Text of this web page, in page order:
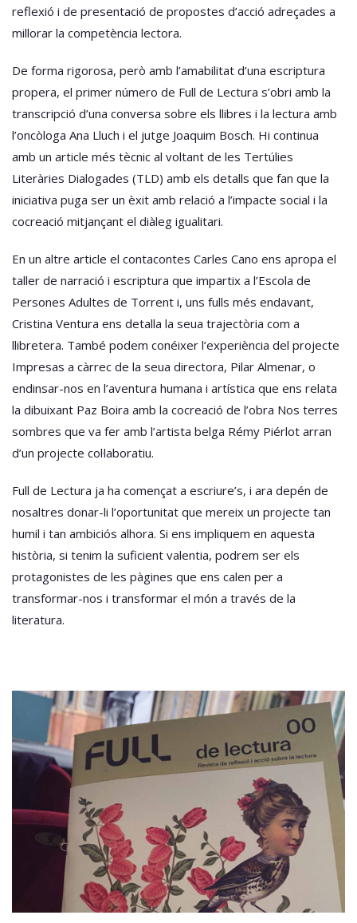
reflexió i de presentació de propostes d’acció adreçades a
millorar la competència lectora.
De forma rigorosa, però amb l’amabilitat d’una escriptura
propera, el primer número de Full de Lectura s’obri amb la
transcripció d’una conversa sobre els llibres i la lectura amb
l’oncòloga Ana Lluch i el jutge Joaquim Bosch. Hi continua
amb un article més tècnic al voltant de les Tertúlies
Literàries Dialogades (TLD) amb els detalls que fan que la
iniciativa puga ser un èxit amb relació a l’impacte social i la
cocreació mitjançant el diàleg igualitari.
En un altre article el contacontes Carles Cano ens apropa el
taller de narració i escriptura que impartix a l’Escola de
Persones Adultes de Torrent i, uns fulls més endavant,
Cristina Ventura ens detalla la seua trajectòria com a
llibretera. També podem conéixer l’experiència del projecte
Impresas a càrrec de la seua directora, Pilar Almenar, o
endinsar-nos en l’aventura humana i artística que ens relata
la dibuixant Paz Boira amb la cocreació de l’obra Nos terres
sombres que va fer amb l’artista belga Rémy Piérlot arran
d’un projecte col·laboratiu.
Full de Lectura ja ha començat a escriure’s, i ara depén de
nosaltres donar-li l’oportunitat que mereix un projecte tan
humil i tan ambiciós alhora. Si ens impliquem en aquesta
història, si tenim la suficient valentia, podrem ser els
protagonistes de les pàgines que ens calen per a
transformar-nos i transformar el món a través de la
literatura.